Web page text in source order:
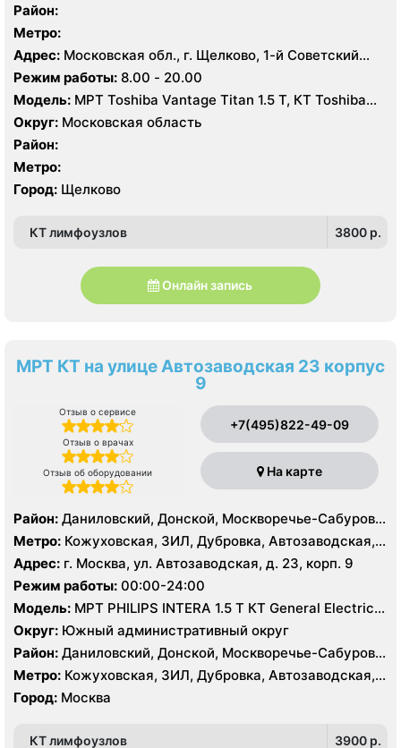
Район:
Метро:
Адрес: Московская обл., г. Щелково, 1-й Советский
пер., 27
Режим работы: 8.00 - 20.00
Модель: МРТ Toshiba Vantage Titan 1.5 Т, КТ Toshiba
Aquilion Prime CXL 64 среза, УЗИ Toshiba Aplio 500
Округ: Московская область
Район:
Метро:
Город: Щелково
КТ лимфоузлов 3800 p.
Онлайн запись
МРТ КТ на улице Автозаводская 23 корпус
9
Отзыв о сервисе
Отзыв о врачах
Отзыв об оборудовании
+7(495)822-49-09
На карте
Район: Даниловский, Донской, Москворечье-Сабурово,
Нагатино-Садовники, Нагатинский Затон, Нагорный
Метро: Кожуховская, ЗИЛ, Дубровка, Автозаводская,
Нагатинская, Технопарк, Тульская, Угрешская
Адрес: г. Москва, ул. Автозаводская, д. 23, корп. 9
Режим работы: 00:00-24:00
Модель: МРТ PHILIPS INTERA 1.5 T КТ General Electric
LIGHT SPEED 64 среза
Округ: Южный административный округ
Район: Даниловский, Донской, Москворечье-Сабурово,
Нагатино-Садовники, Нагатинский Затон, Нагорный
Метро: Кожуховская, ЗИЛ, Дубровка, Автозаводская,
Нагатинская, Технопарк, Тульская, Угрешская
Город: Москва
КТ лимфоузлов 3900 p.